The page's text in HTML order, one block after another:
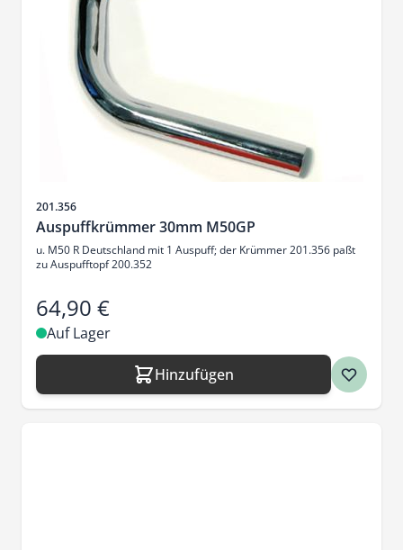
Artikelnr.
201.356
Auspuffkrümmer 30mm M50GP
u. M50 R Deutschland mit 1 Auspuff; der Krümmer 201.356 paßt
zu Auspufftopf 200.352
64,90 €
Auf Lager
Hinzufügen